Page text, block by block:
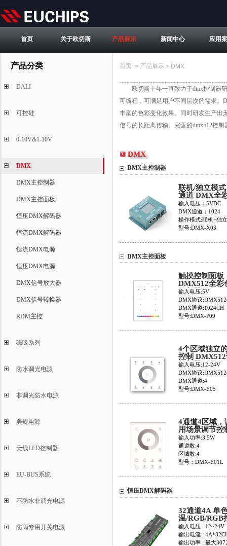
首页 关于欧切斯 产品展示 新闻中心 应用
产品分类
DALI
可控硅
0-10V&1-10V
DMX
DMX主控制器
DMX主控面板
恒压DMX解码器
恒流DMX解码器
恒流DMX电源
恒压DMX电源
DMX信号放大器
DMX信号转换器
RDM主控
磁吸系列
防水调光电源
非调光防水电源
美规电源
无线LED控制器
EU-BUS系统
不防水非调光电源
防雨专用开关电源
首页 > 产品展示 > DMX
欧切斯十年一直致力于dmx控制器
可编程，可满足用户不同层次的需求。
丰富的色彩变化效果。同时研发生产出
信号的长距离传输。完善的dmx512控
DMX
DMX主控制器
联机/独立模
通道 DMX全
器DMX-X03
输入电压：5VDC
DMX通道：1024
操作模式:联机+独立
型号:DMX-X03
DMX主控面板
触摸控制面板
DMX512全彩
控制器DMX-
输入电压:5V
DMX协议
DMX通道:1024CH
型号:DMX-P09
4个区域独立
控制
控制器DMX-
输入电压:12-24V
DMX协议
DMX通道:4
型号:DMX-E05
4通道4区域，
用场景调节控
DMX-E01L
输入功率:3.5W
通道数:4
区域数:4
型号：DMX-E01L
恒压DMX解码器
32通道4A 单
温/RGB/RGB
PX3204-
输入电压 : 12~24V
输出电流 :
输出功率 : 最大